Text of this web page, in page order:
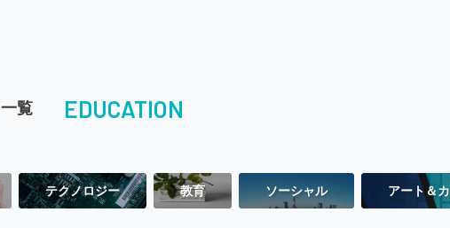
一覧 EDUCATION
テクノロジー 教育 ソーシャル アート＆